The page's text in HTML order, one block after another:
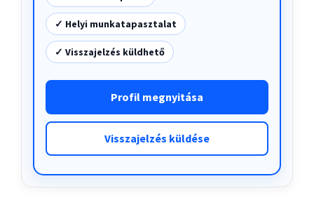
✓ Helyi munkatapasztalat
✓ Visszajelzés küldhető
Profil megnyitása
Visszajelzés küldése